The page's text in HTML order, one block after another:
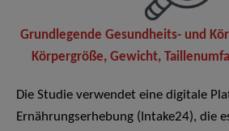
Grundlegende Gesundheits- und
Körpergröße, Gewicht,
Die Studie verwendet eine digitale
Ernährungserhebung (Intake24), die